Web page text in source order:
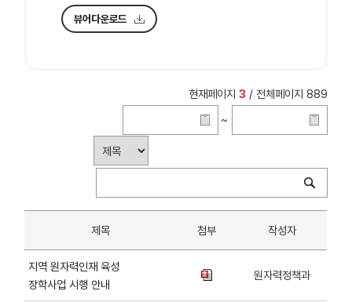
뷰어다운로드
현재페이지 3 / 전체페이지 889
~
제목 첨부 작성자
지역 원자력인재 육성
장학사업 시행 안내
원자력정책과